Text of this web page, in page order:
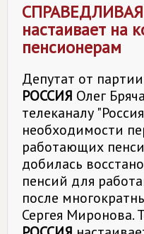
настаивает на
пенсионерам
Депутат от партии
РОССИЯ Олег
телеканалу
необходимости
работающих
добилась
пенсий для
после
Сергея Миронова.